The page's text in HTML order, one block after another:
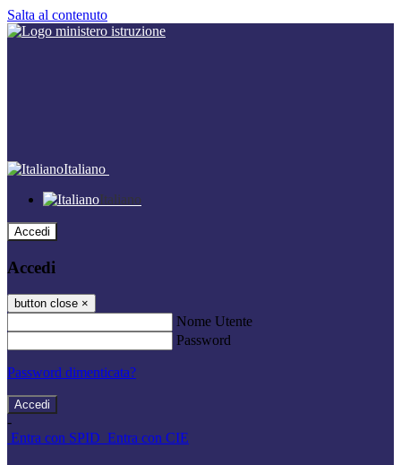
Salta al contenuto
Italiano
Italiano
Accedi
Accedi
button close ×
Nome Utente
Password
Password dimenticata?
-
Entra con SPID Entra con CIE